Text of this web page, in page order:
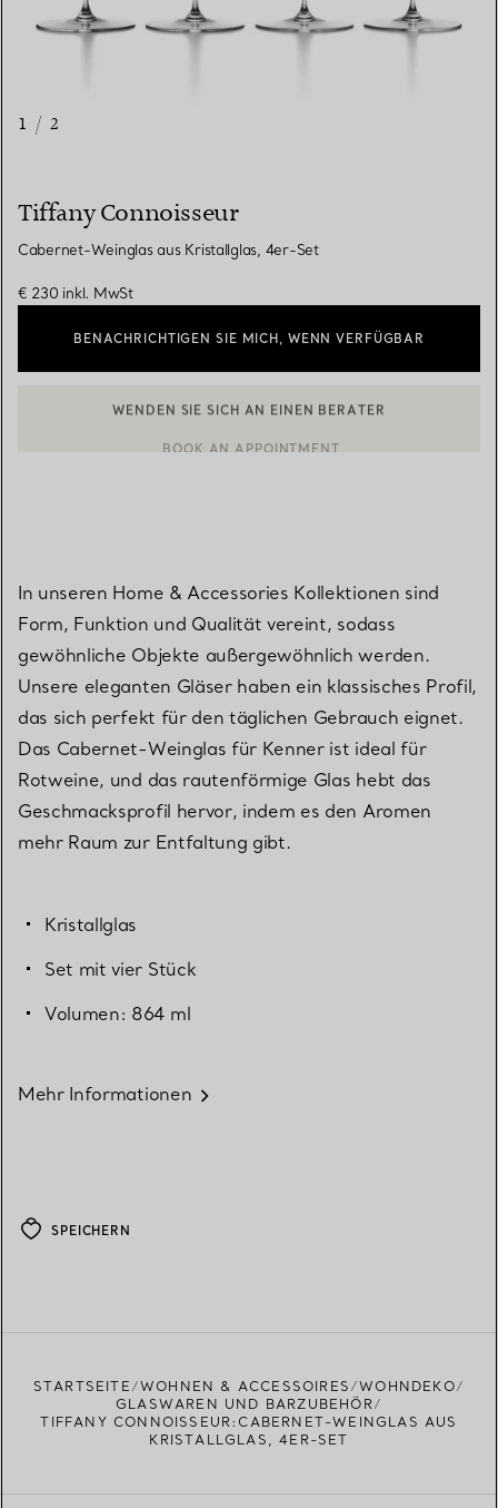
1 / 2
Tiffany Connoisseur
Cabernet-Weinglas aus Kristallglas, 4er-Set
€ 230 inkl. MwSt
BENACHRICHTIGEN SIE MICH, WENN VERFÜGBAR
In unseren Home & Accessories Kollektionen sind
Form, Funktion und Qualität vereint, sodass
gewöhnliche Objekte außergewöhnlich werden.
Unsere eleganten Gläser haben ein klassisches Profil,
das sich perfekt für den täglichen Gebrauch eignet.
Das Cabernet-Weinglas für Kenner ist ideal für
Rotweine, und das rautenförmige Glas hebt das
Geschmacksprofil hervor, indem es den Aromen
mehr Raum zur Entfaltung gibt.
Kristallglas
Set mit vier Stück
Volumen: 864 ml
Mehr Informationen
SPEICHERN
STARTSEITE WOHNEN & ACCESSOIRES
WOHNDEKO
GLASWAREN UND BARZUBEHÖR
TIFFANY CONNOISSEUR:CABERNET-WEINGLAS AUS
KRISTALLGLAS, 4ER-SET